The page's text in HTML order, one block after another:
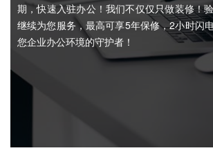
期，快速入驻办公！我们不仅仅只做装修！
继续为您服务，最高可享5年保修，2小时闪
您企业办公环境的守护者！